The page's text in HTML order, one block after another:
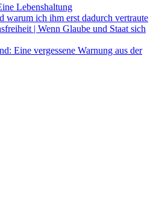
Lebenshaltung
warum ich ihm erst dadurch vertraute
| Wenn Glaube und Staat sich
Eine vergessene Warnung aus der